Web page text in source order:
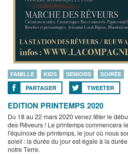
FAMILLE KIDS SENIORS SOIRÉE
PARTAGER
TWEETER
EDITION PRINTEMPS 2020
Du 18 au 22 mars 2020 venez fêter le
des Rêveurs ! Le printemps commencera
l'équinoxe de printemps, le jour où nous
soleil : la durée du jour est égale à la
notre Terre.